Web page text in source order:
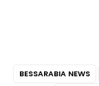
BESSARABIA NEWS